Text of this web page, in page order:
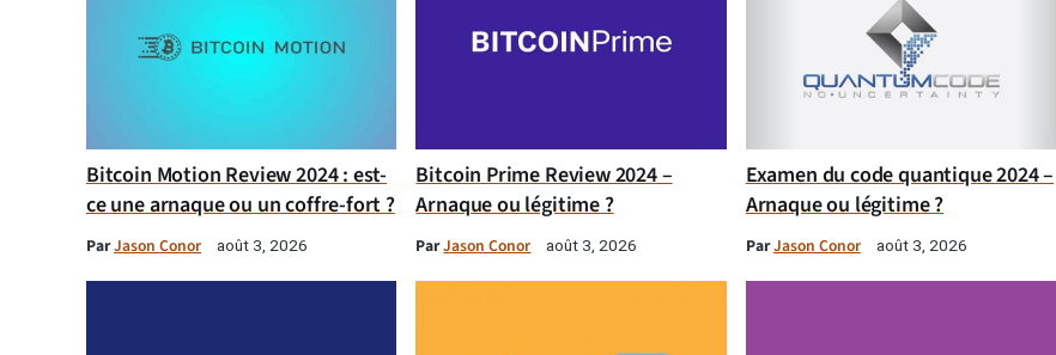
Bitcoin Motion Review 2024 : est-
ce une arnaque ou un coffre-fort ?
ParJason Conor août 3, 2026
Bitcoin Prime Review 2024 –
Arnaque ou légitime ?
ParJason Conor août 3, 2026
Examen du code quantique 2024 –
Arnaque ou légitime ?
ParJason Conor août 3, 2026